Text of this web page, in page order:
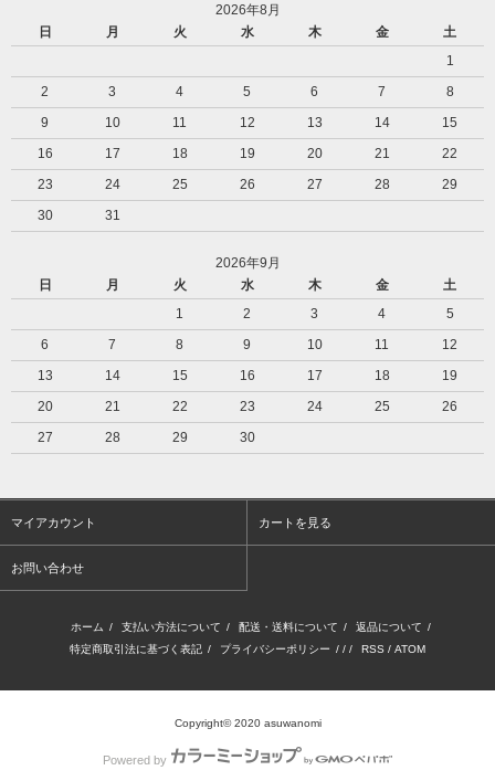
2026年8月
日
月 火 水 木 金
土
1
2
3 4 5 6 7
8
9
10 11 12 13 14
15
16
17 18 19 20 21
22
23
24 25 26 27 28
29
30
31
2026年9月
日
月 火 水 木 金
土
1
2 3 4
5
6
7 8 9 10 11
12
13
14 15 16 17 18
19
20
21 22 23 24 25
26
27
28 29 30
マイアカウント カートを見る
お問い合わせ
ホーム / 支払い方法について / 配送・送料について / 返品について /
特定商取引法に基づく表記 / プライバシーポリシー / / / RSS / ATOM
Copyright© 2020 asuwanomi
Powered by